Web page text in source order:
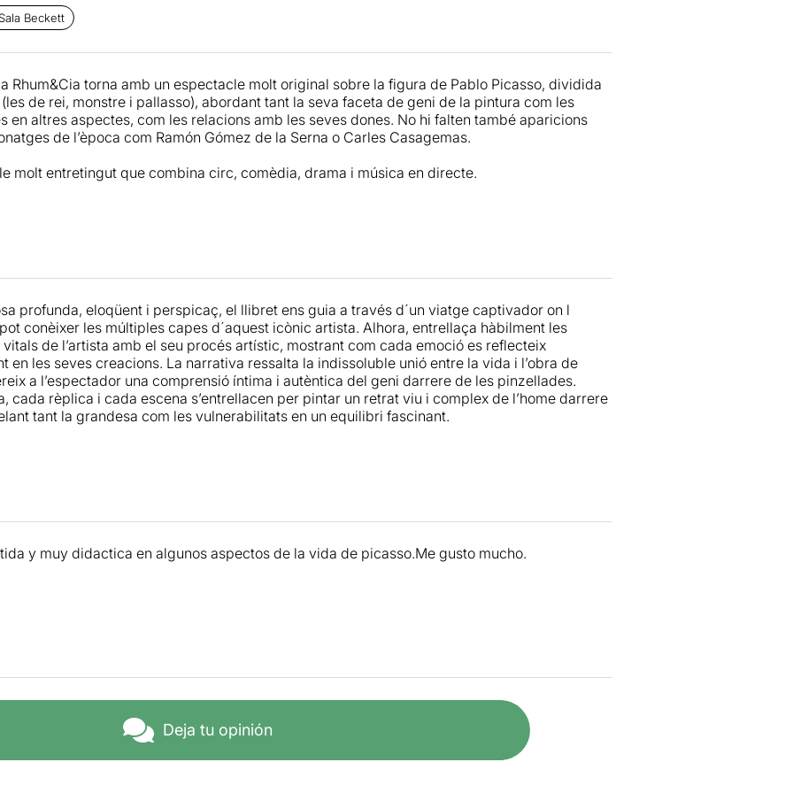
imatges més icòniques del pintor serveixen per composar un seguit de retaules visuals que
principalment, en la música i en l’hàbil ús d’instruments que fa un destacat
xineses, màscara i molt de circ són els ingredients que formen les diferents escenes,
l’ocasió per llegir-li la cartilla a un Picasso polèmic, especialment, en la seva relació amb les
el “monstre” del títol).
Jordi Martínez , l’encarregat de posar nas i ànima al pintor, construeix un personatge que
de la proposta que no pas a la personalitat real de l’artista malagueny.
d’indubtable qualitat estètica que no es preocupa massa en construir un relat dramàtic i que
un dubte: què hi juga la llengua castellana (única, al llarg de tot l’espectacle) en l’aposta de
quan, especialment els integrants de Rhum&Cia, són en la seva majoria catalans? Volem
noves quotes del 25% de castellà de l’escola cap al teatre? No són prou preocupants les
de la societat catalana com per afegir un granet de sorra des d’un espai cultural
a l’hora de transmetre la llengua com és el teatre?
Beckett
Rhum&Cia torna amb un espectacle molt original sobre la figura de Pablo Picasso, dividida
de rei, monstre i pallasso), abordant tant la seva faceta de geni de la pintura com les
en altres aspectes, com les relacions amb les seves dones. No hi falten també aparicions
de l’època com Ramón Gómez de la Serna o Carles Casagemas.
molt entretingut que combina circ, comèdia, drama i música en directe.
profunda, eloqüent i perspicaç, el llibret ens guia a través d´un viatge captivador on l
conèixer les múltiples capes d´aquest icònic artista. Alhora, entrellaça hàbilment les
de l’artista amb el seu procés artístic, mostrant com cada emoció es reflecteix
en les seves creacions. La narrativa ressalta la indissoluble unió entre la vida i l’obra de
a l’espectador una comprensió íntima i autèntica del geni darrere de les pinzellades.
cada rèplica i cada escena s’entrellacen per pintar un retrat viu i complex de l’home darrere
tant la grandesa com les vulnerabilitats en un equilibri fascinant.
y muy didactica en algunos aspectos de la vida de picasso.Me gusto mucho.
Deja tu opinión